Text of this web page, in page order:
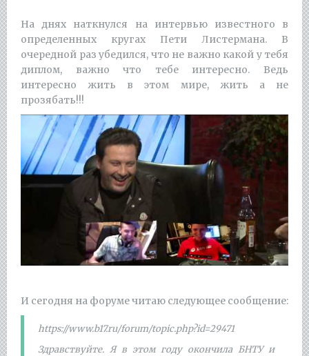
На днях наткнулся на интервью известного в
определенных кругах Пети Листермана. В
очередной раз убедился, что не важно какой у тебя
диплом, важно что тебе интересно. Ведь
интересно жить в этом мире, жить а не
прозябать!!!
И сегодня на форуме читаю следующее сообщение:
https://www.b17.ru/forum/topic.php?id=29471
Здравствуйте. Я в этом году окончила БНТУ и